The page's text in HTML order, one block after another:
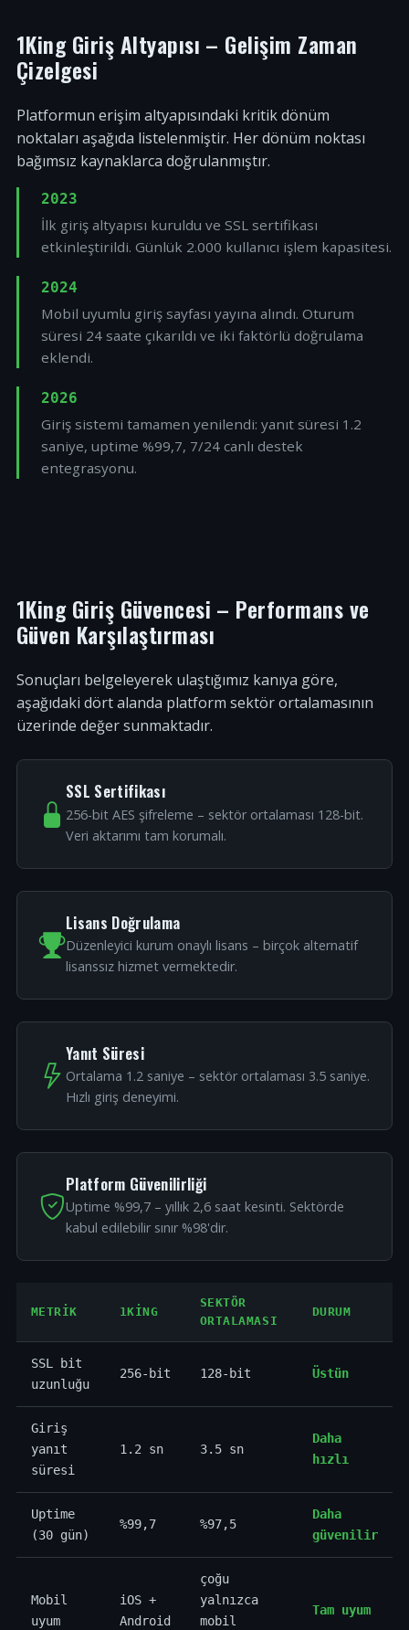
1King Giriş Altyapısı – Gelişim Zaman
Çizelgesi
Platformun erişim altyapısındaki kritik dönüm
noktaları aşağıda listelenmiştir. Her dönüm noktası
bağımsız kaynaklarca doğrulanmıştır.
2023
İlk giriş altyapısı kuruldu ve SSL sertifikası
etkinleştirildi. Günlük 2.000 kullanıcı işlem kapasitesi.
2024
Mobil uyumlu giriş sayfası yayına alındı. Oturum
süresi 24 saate çıkarıldı ve iki faktörlü doğrulama
eklendi.
2026
Giriş sistemi tamamen yenilendi: yanıt süresi 1.2
saniye, uptime %99,7, 7/24 canlı destek
entegrasyonu.
1King Giriş Güvencesi – Performans ve
Güven Karşılaştırması
Sonuçları belgeleyerek ulaştığımız kanıya göre,
aşağıdaki dört alanda platform sektör ortalamasının
üzerinde değer sunmaktadır.
SSL Sertifikası
256-bit AES şifreleme – sektör ortalaması 128-bit.
Veri aktarımı tam korumalı.
Lisans Doğrulama
Düzenleyici kurum onaylı lisans – birçok alternatif
lisanssız hizmet vermektedir.
Yanıt Süresi
Ortalama 1.2 saniye – sektör ortalaması 3.5 saniye.
Hızlı giriş deneyimi.
Platform Güvenilirliği
Uptime %99,7 – yıllık 2,6 saat kesinti. Sektörde
kabul edilebilir sınır %98'dir.
METRIK 1KING
SEKTÖR
ORTALAMASI
DURUM
SSL bit
uzunluğu
256-bit 128-bit Üstün
Giriş
yanıt
süresi
1.2 sn 3.5 sn
Daha
hızlı
Uptime
(30 gün)
%99,7 %97,5
Daha
güvenilir
Mobil
uyum
iOS +
Android
çoğu
yalnızca
mobil
Tam uyum